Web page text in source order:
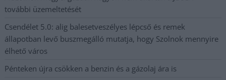
további üzemeltetését
Csendélet 5.0: alig balesetveszélyes lépcső és remek
állapotban levő buszmegálló mutatja, hogy Szolnok mennyire
élhető város
Pénteken újra csökken a benzin és a gázolaj ára is